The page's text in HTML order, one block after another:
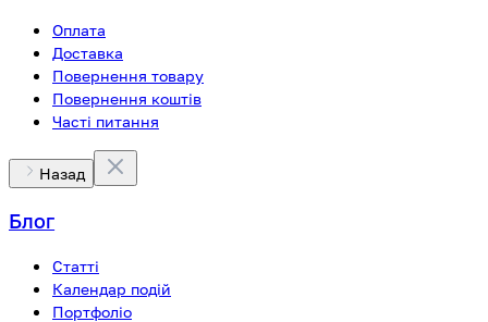
Оплата
Доставка
Повернення товару
Повернення коштів
Часті питання
Назад
Блог
Статті
Календар подій
Портфоліо